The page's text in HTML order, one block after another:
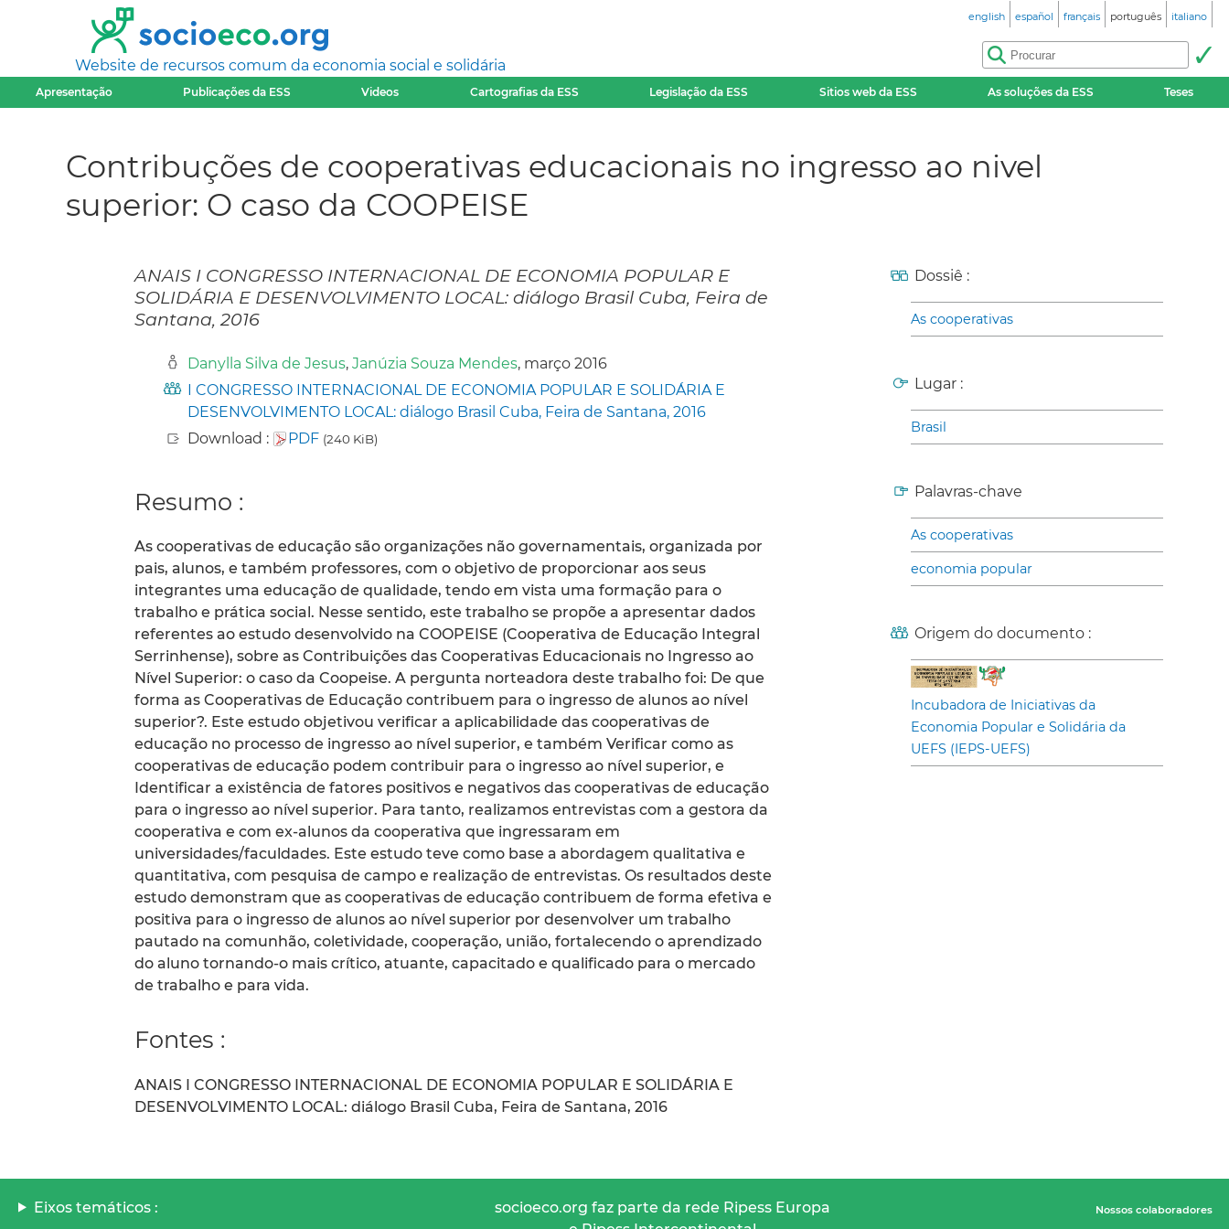
Website de recursos comum da economia social e solidária
english español français português italiano
Apresentação Publicações da ESS Videos Cartografias da ESS Legislação da ESS Sitios web da ESS As soluções da ESS Teses
Contribuções de cooperativas educacionais no ingresso ao nivel
superior: O caso da COOPEISE
ANAIS I CONGRESSO INTERNACIONAL DE ECONOMIA POPULAR E
SOLIDÁRIA E DESENVOLVIMENTO LOCAL: diálogo Brasil Cuba, Feira de
Santana, 2016
Danylla Silva de Jesus, Janúzia Souza Mendes, março 2016
I CONGRESSO INTERNACIONAL DE ECONOMIA POPULAR E SOLIDÁRIA E
DESENVOLVIMENTO LOCAL: diálogo Brasil Cuba, Feira de Santana, 2016
Download :
PDF (240 KiB)
Resumo :
As cooperativas de educação são organizações não governamentais, organizada por
pais, alunos, e também professores, com o objetivo de proporcionar aos seus
integrantes uma educação de qualidade, tendo em vista uma formação para o
trabalho e prática social. Nesse sentido, este trabalho se propõe a apresentar dados
referentes ao estudo desenvolvido na COOPEISE (Cooperativa de Educação Integral
Serrinhense), sobre as Contribuições das Cooperativas Educacionais no Ingresso ao
Nível Superior: o caso da Coopeise. A pergunta norteadora deste trabalho foi: De que
forma as Cooperativas de Educação contribuem para o ingresso de alunos ao nível
superior?. Este estudo objetivou verificar a aplicabilidade das cooperativas de
educação no processo de ingresso ao nível superior, e também Verificar como as
cooperativas de educação podem contribuir para o ingresso ao nível superior, e
Identificar a existência de fatores positivos e negativos das cooperativas de educação
para o ingresso ao nível superior. Para tanto, realizamos entrevistas com a gestora da
cooperativa e com ex-alunos da cooperativa que ingressaram em
universidades/faculdades. Este estudo teve como base a abordagem qualitativa e
quantitativa, com pesquisa de campo e realização de entrevistas. Os resultados deste
estudo demonstram que as cooperativas de educação contribuem de forma efetiva e
positiva para o ingresso de alunos ao nível superior por desenvolver um trabalho
pautado na comunhão, coletividade, cooperação, união, fortalecendo o aprendizado
do aluno tornando-o mais crítico, atuante, capacitado e qualificado para o mercado
de trabalho e para vida.
Fontes :
ANAIS I CONGRESSO INTERNACIONAL DE ECONOMIA POPULAR E SOLIDÁRIA E
DESENVOLVIMENTO LOCAL: diálogo Brasil Cuba, Feira de Santana, 2016
Dossiê :
As cooperativas
Lugar :
Brasil
Palavras-chave
As cooperativas
economia popular
Origem do documento :
Incubadora de Iniciativas da
Economia Popular e Solidária da
UEFS (IEPS-UEFS)
Eixos temáticos :
socioeco.org faz parte da rede Ripess Europa
Nossos colaboradores